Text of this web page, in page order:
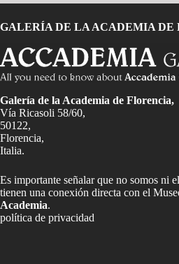
GALERÍA DE LA ACADEMIA DE
Galería de la Academia de Florencia,
Vía Ricasoli 58/60,
50122,
Florencia,
Italia.
Es importante señalar que no somos ni el
tienen una conexión directa con el
Academia.
política de privacidad